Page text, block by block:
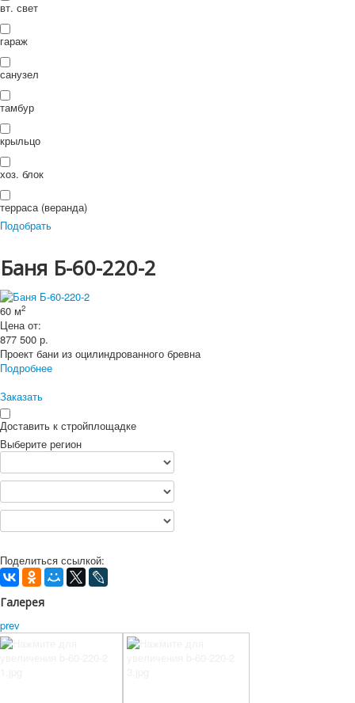
П
ои
ск
вт. свет
гараж
санузел
тамбур
крыльцо
хоз. блок
терраса (веранда)
Подобрать
Баня Б-60-220-2
60 м2
Цена от:
877 500 р.
Проект бани из оцилиндрованного бревна
Подробнее
Заказать
Доставить к стройплощадке
Выберите регион
Поделиться ссылкой:
Галерея
prev